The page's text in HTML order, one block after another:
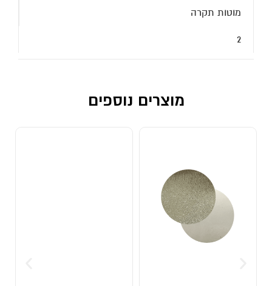
מוטות תקרה
2
מוצרים נוספים